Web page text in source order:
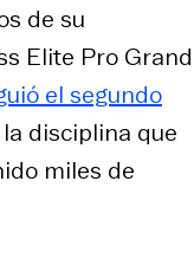
de su
Elite Pro Grand
el segundo
disciplina que
miles de